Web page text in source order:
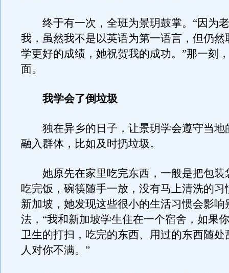
终于有一次，全班为景玥鼓掌。“因为
我，虽然我不是以英语为第一语言，但仍然
学更好的成绩，她祝贺我的成功。”那一刻
面。
我学会了倒垃圾
独在异乡的日子，让景玥学会遵守当地
融入群体，比如及时扔垃圾。
她原先在家里吃完东西，一般是把包装
吃完饭，碗筷随手一放，没有马上清洗的习
新加坡，她发现这些很小的生活习惯会影响
法，“我和新加坡学生住在一个宿舍，如果
卫生的打扫，吃完的东西、用过的东西随处
人对你不满。”